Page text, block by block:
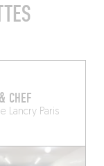
CHEF
LancryParis